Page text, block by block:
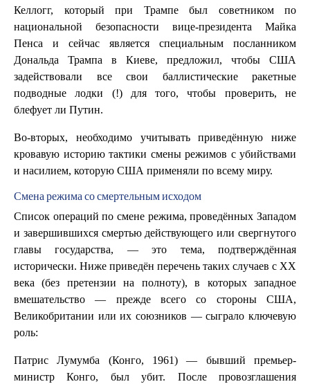
Келлогг, который при Трампе был советником по
национальной безопасности вице-президента Майка
Пенса и сейчас является специальным посланником
Дональда Трампа в Киеве, предложил, чтобы США
задействовали все свои баллистические ракетные
подводные лодки (!) для того, чтобы проверить, не
блефует ли Путин.
Во-вторых, необходимо учитывать приведённую ниже
кровавую историю тактики смены режимов с убийствами
и насилием, которую США применяли по всему миру.
Смена режима со смертельным исходом
Список операций по смене режима, проведённых Западом
и завершившихся смертью действующего или свергнутого
главы государства, — это тема, подтверждённая
исторически. Ниже приведён перечень таких случаев с XX
века (без претензии на полноту), в которых западное
вмешательство — прежде всего со стороны США,
Великобритании или их союзников — сыграло ключевую
роль:
Патрис Лумумба (Конго, 1961) — бывший премьер-
министр Конго, был убит. После провозглашения